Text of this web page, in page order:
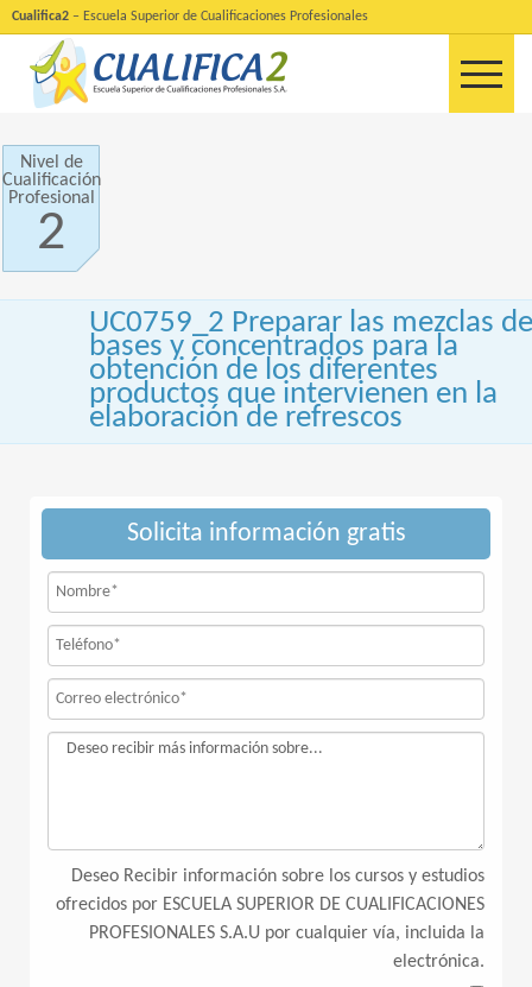
Cualifica2 – Escuela Superior de Cualificaciones Profesionales
Nivel de
Cualificación
Profesional
2
UC0759_2 Preparar las mezclas de
bases y concentrados para la
obtención de los diferentes
productos que intervienen en la
elaboración de refrescos
Solicita información gratis
Deseo Recibir información sobre los cursos y estudios
ofrecidos por ESCUELA SUPERIOR DE CUALIFICACIONES
PROFESIONALES S.A.U por cualquier vía, incluida la
electrónica.